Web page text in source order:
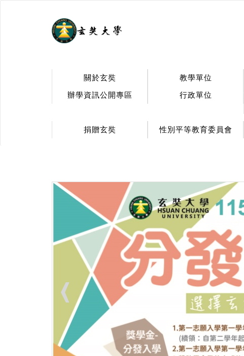
關於玄奘 教學單位
辦學資訊公開專區
行政單位
捐贈玄奘
性別平等教育委員會